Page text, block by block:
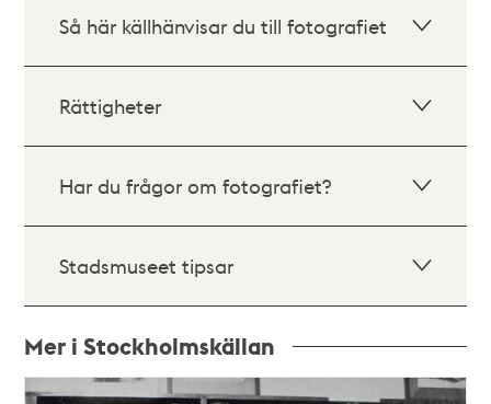
Så här källhänvisar du till fotografiet
Rättigheter
Har du frågor om fotografiet?
Stadsmuseet tipsar
Mer i Stockholmskällan
Relaterade